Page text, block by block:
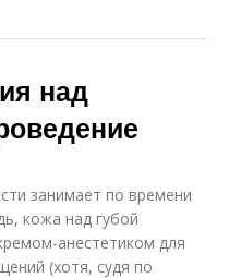
над
занимает по времени
кожа над губой
анестетиком для
(хотя, судя по